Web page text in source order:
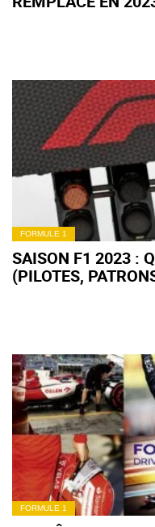
FORMULE 1
SAISON F1 2023 :
(PILOTES,
FORMULE 1